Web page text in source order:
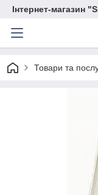
Інтернет-магазин
Товари та